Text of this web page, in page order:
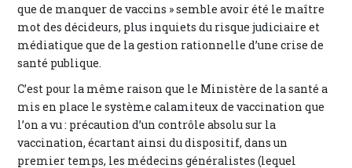
que de manquer de vaccins » semble avoir été le maître
mot des décideurs, plus inquiets du risque judiciaire et
médiatique que de la gestion rationnelle d’une crise de
santé publique.
C’est pour la même raison que le Ministère de la santé a
mis en place le système calamiteux de vaccination que
l’on a vu : précaution d’un contrôle absolu sur la
vaccination, écartant ainsi du dispositif, dans un
premier temps, les médecins généralistes (lequel